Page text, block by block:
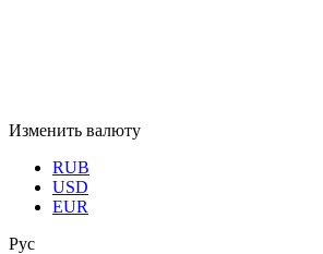
Изменить валюту
RUB
USD
EUR
Рус